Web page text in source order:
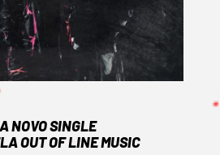
NOVO SINGLE
OUT OF LINE MUSIC